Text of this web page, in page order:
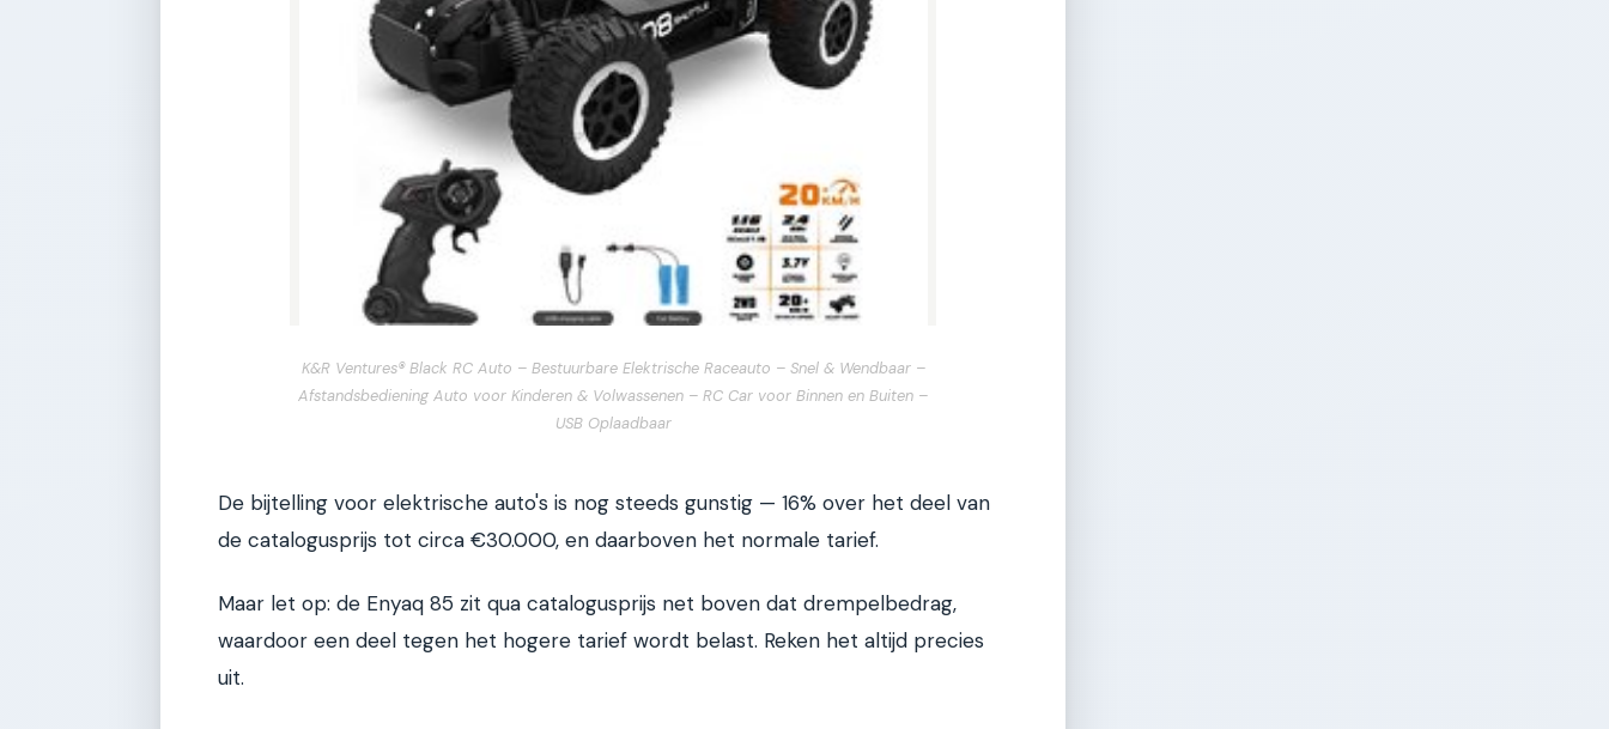
K&R Ventures® Black RC Auto – Bestuurbare Elektrische Raceauto – Snel & Wendbaar –
Afstandsbediening Auto voor Kinderen & Volwassenen – RC Car voor Binnen en Buiten –
USB Oplaadbaar
De bijtelling voor elektrische auto's is nog steeds gunstig — 16% over het deel van
de catalogusprijs tot circa €30.000, en daarboven het normale tarief.
Maar let op: de Enyaq 85 zit qua catalogusprijs net boven dat drempelbedrag,
waardoor een deel tegen het hogere tarief wordt belast. Reken het altijd precies
uit.